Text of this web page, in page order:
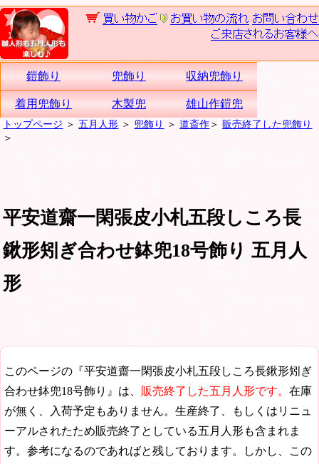
鎧飾り 兜飾り 収納兜飾り
着用兜飾り 木製兜 雄山作鎧兜
トップページ ＞五月人形 ＞ 兜飾り ＞道斎作＞ 販売終了した兜飾り
＞
平安道齋一閑張皮小札五段しころ長
鍬形矧ぎ合わせ鉢兜18号飾り 五月人
形
このページの『平安道齋一閑張皮小札五段しころ長鍬形矧ぎ
合わせ鉢兜18号飾り』は、 販売終了した五月人形です。 在庫
が無く、入荷予定もありません。生産終了、もしくはリニュ
ーアルされたため販売終了としている五月人形も含まれま
す。参考になるのであればと残しております。しかし、この